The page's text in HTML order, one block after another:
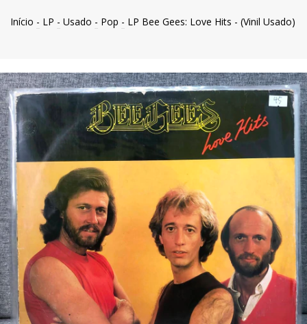
Início - LP - Usado - Pop - LP Bee Gees: Love Hits - (Vinil Usado)